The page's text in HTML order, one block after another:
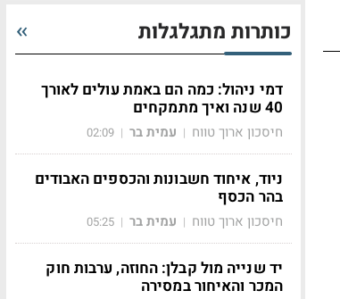
כותרות מתגלגלות
דמי ניהול: כמה הם באמת עולים לאורך
40 שנה ואיך מתמקחים
חיסכון ארוך טווח | עמית בר |
02:09
ניוד, איחוד חשבונות והכספים האבודים
בהר הכסף
חיסכון ארוך טווח | עמית בר |
05:25
יד שנייה מול קבלן: החוזה, ערבות חוק
המכר והאיחור במסירה